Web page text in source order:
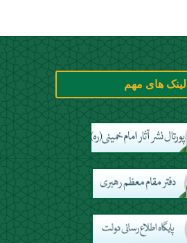
لینک های مهم